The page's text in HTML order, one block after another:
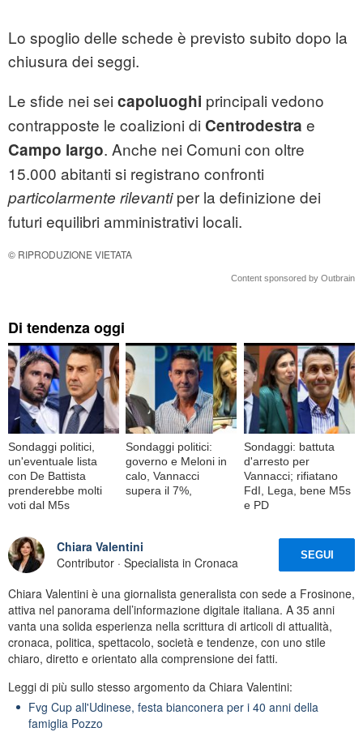
Lo spoglio delle schede è previsto subito dopo la
chiusura dei seggi.
Le sfide nei sei capoluoghi principali vedono
contrapposte le coalizioni di Centrodestra e
Campo largo. Anche nei Comuni con oltre
15.000 abitanti si registrano confronti
particolarmente rilevantiper la definizione dei
futuri equilibri amministrativi locali.
© RIPRODUZIONE VIETATA
Content sponsored by Outbrain
Di tendenza oggi
Sondaggi politici,
un'eventuale lista
con De Battista
prenderebbe molti
voti dal M5s
Sondaggi politici:
governo e Meloni in
calo, Vannacci
supera il 7%,
Sondaggi: battuta
d'arresto per
Vannacci; rifiatano
FdI, Lega, bene M5s
e PD
Chiara Valentini
Contributor · Specialista in Cronaca
SEGUI
Chiara Valentini è una giornalista generalista con sede a Frosinone,
attiva nel panorama dell’informazione digitale italiana. A 35 anni
vanta una solida esperienza nella scrittura di articoli di attualità,
cronaca, politica, spettacolo, società e tendenze, con uno stile
chiaro, diretto e orientato alla comprensione dei fatti.
Leggi di più sullo stesso argomento da Chiara Valentini:
Fvg Cup all'Udinese, festa bianconera per i 40 anni della
famiglia Pozzo